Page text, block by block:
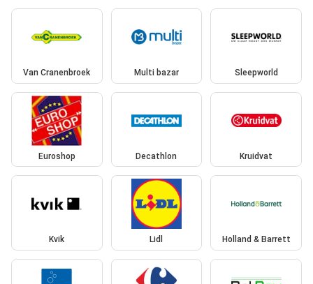
Van Cranenbroek Multi bazar Sleepworld
Euroshop Decathlon Kruidvat
Kvik Lidl Holland & Barrett